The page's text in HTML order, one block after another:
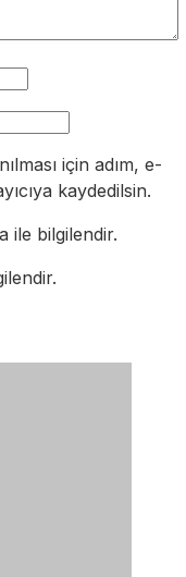
için adım, e-
kaydedilsin.
ile bilgilendir.